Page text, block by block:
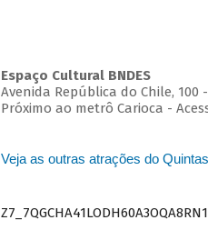
Espaço Cultural BNDES
Avenida República do Chile, 100
Próximo ao metrô Carioca -
Veja as outras atrações do